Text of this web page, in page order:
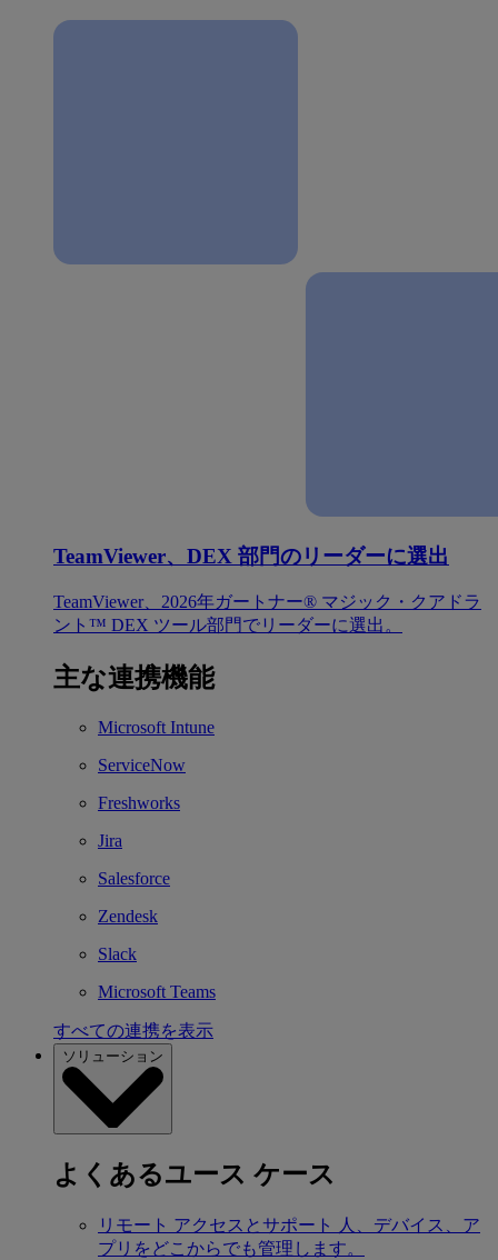
TeamViewer、DEX 部門のリーダーに選出
TeamViewer、2026年ガートナー® マジック・クアドラ
ント™ DEX ツール部門でリーダーに選出。
主な連携機能
Microsoft Intune
ServiceNow
Freshworks
Jira
Salesforce
Zendesk
Slack
Microsoft Teams
すべての連携を表示
ソリューション
よくあるユース ケース
リモート アクセスとサポート
人、デバイス、ア
プリをどこからでも管理します。